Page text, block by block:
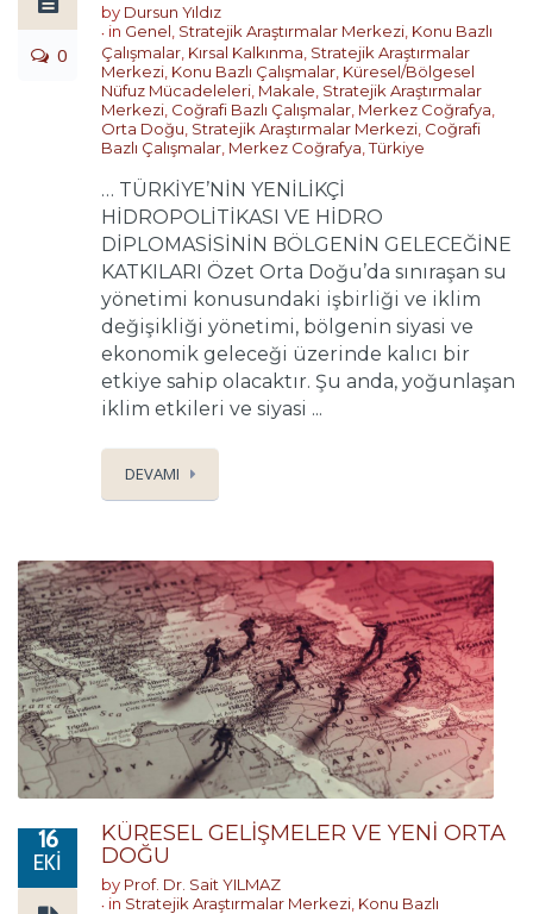
0
by Dursun Yıldız
in Genel Stratejik Araştırmalar Merkezi Konu Bazlı
Çalışmalar Kırsal Kalkınma Stratejik Araştırmalar
Merkezi Konu Bazlı Çalışmalar Küresel/Bölgesel
Nüfuz Mücadeleleri Makale Stratejik Araştırmalar
Merkezi Coğrafi Bazlı Çalışmalar Merkez Coğrafya
Orta Doğu Stratejik Araştırmalar Merkezi Coğrafi
Bazlı Çalışmalar Merkez Coğrafya ,Türkiye
… TÜRKİYE’NİN YENİLİKÇİ
HİDROPOLİTİKASI VE HİDRO
DİPLOMASİSİNİN BÖLGENİN GELECEĞİNE
KATKILARI Özet Orta Doğu’da sınıraşan su
yönetimi konusundaki işbirliği ve iklim
değişikliği yönetimi, bölgenin siyasi ve
ekonomik geleceği üzerinde kalıcı bir
etkiye sahip olacaktır. Şu anda, yoğunlaşan
iklim etkileri ve siyasi ...
DEVAMI
16
EKI
KÜRESEL GELİŞMELER VE YENİ ORTA
DOĞU
by Prof. Dr. Sait YILMAZ
in Stratejik Araştırmalar Merkezi Konu Bazlı